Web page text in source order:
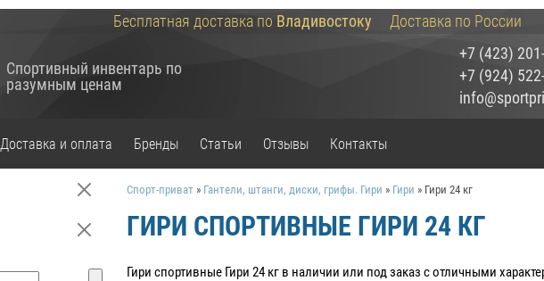
Бесплатная доставка по Владивостоку Доставка по России
Спортивный инвентарь по
разумным ценам
+7 (423)
+7 (924)
Доставка и оплата Бренды Статьи Отзывы Контакты
Спорт-приват » Гантели, штанги, диски, грифы. Гири » Гири » Гири 24 кг
ГИРИ СПОРТИВНЫЕ ГИРИ 24 КГ
Гири спортивные Гири 24 кг в наличии или под заказ c отличными